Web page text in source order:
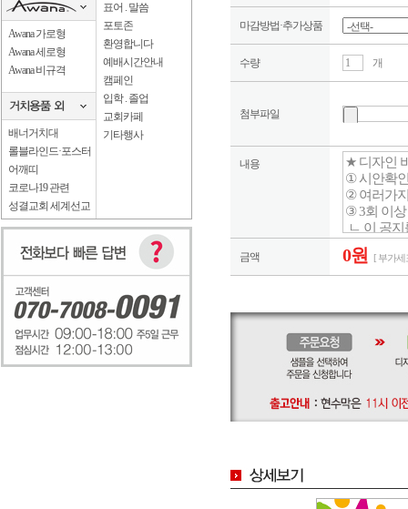
Awana 가로형
Awana 세로형
Awana 비규격
배너거치대
롤블라인드·포스터
어깨띠
코로나19 관련
성결교회 세계선교
표어 . 말씀
포토존
환영합니다
예배시간안내
캠페인
입학 . 졸업
교회카페
기타행사
마감방법·추가상품
수량 개
첨부파일
내용
금액 0원 [ 부가세